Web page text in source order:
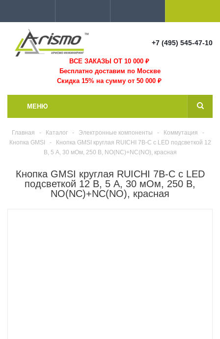
+7 (495) 545-47-10
ВСЕ ЗАКАЗЫ ОТ 10 000₽
Бесплатно доставим по Москве
Скидка 15% на сумму от 50 000 ₽
МЕНЮ
Главная - Каталог - Электронные компоненты - Коммутация
-
Кнопка GMSI
-
Кнопка GMSI круглая RUICHI 7B-C с LED подсветкой 12
В, 5 А, 30 мОм, 250 В, NO(NC)+NC(NO), красная
Кнопка GMSI круглая RUICHI 7B-C с LED
подсветкой 12 В, 5 А, 30 мОм, 250 В,
NO(NC)+NC(NO), красная